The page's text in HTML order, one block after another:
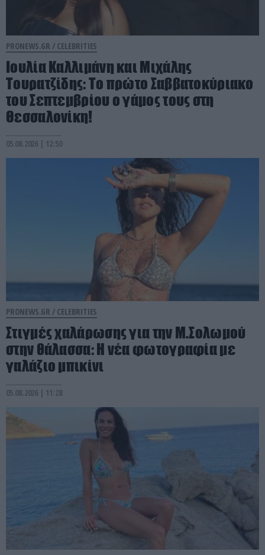
PRONEWS.GR / CELEBRITIES
Ιουλία Καλλιμάνη και Μιχάλης
Τουρατζίδης: Το πρώτο Σαββατοκύριακο
του Σεπτεμβρίου ο γάμος τους στη
Θεσσαλονίκη!
05.08.2026 | 12:50
PRONEWS.GR / CELEBRITIES
Στιγμές χαλάρωσης για την Μ.Σολωμού
στην θάλασσα: Η νέα φωτογραφία με
γαλάζιο μπικίνι
05.08.2026 | 11:28